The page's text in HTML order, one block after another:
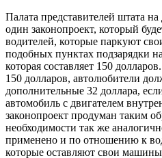
Палата представителей штата
один законопроект, который
водителей, которые паркуют
подобных пунктах подзарядки
которая составляет 150
150 долларов, автолюбители
дополнительные 32 доллара,
автомобиль с двигателем
законопроект продуман таким
необходимости так же
применено и по отношению к
которые оставляют свои